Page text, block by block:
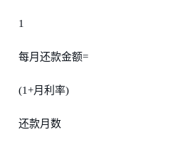
1
每月还款金额=
(1+月利率)
还款月数